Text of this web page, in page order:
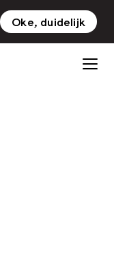
NL EN
Oke, duidelijk